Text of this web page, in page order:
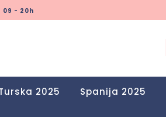
09 - 20h
2025 Spanija 2025